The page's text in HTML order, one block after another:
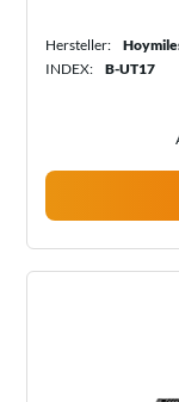
Hersteller:
INDEX:
B-UT17